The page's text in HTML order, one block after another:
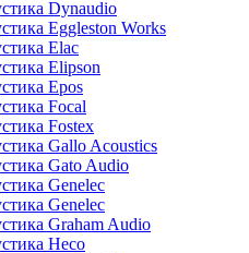
Dynaudio
Eggleston Works
Elac
Elipson
Epos
Focal
Fostex
Gallo Acoustics
Gato Audio
Genelec
Genelec
Graham Audio
Heco